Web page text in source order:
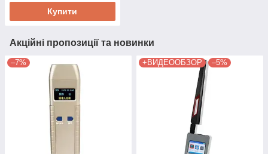
Купити
Акційні пропозиції та новинки
–7% +ВИДЕООБЗОР –5%